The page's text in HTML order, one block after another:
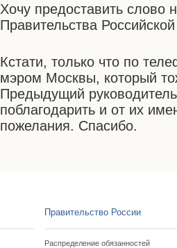
Хочу предоставить слово
Правительства
Кстати, только что по
мэром Москвы, который
Предыдущий
поблагодарить и от их
пожелания. Спасибо.
Правительство России
Распределение обязанностей